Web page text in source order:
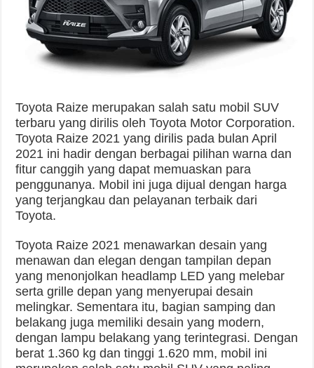
Toyota Raize merupakan salah satu mobil SUV
terbaru yang dirilis oleh Toyota Motor Corporation.
Toyota Raize 2021 yang dirilis pada bulan April
2021 ini hadir dengan berbagai pilihan warna dan
fitur canggih yang dapat memuaskan para
penggunanya. Mobil ini juga dijual dengan harga
yang terjangkau dan pelayanan terbaik dari
Toyota.
Toyota Raize 2021 menawarkan desain yang
menawan dan elegan dengan tampilan depan
yang menonjolkan headlamp LED yang melebar
serta grille depan yang menyerupai desain
melingkar. Sementara itu, bagian samping dan
belakang juga memiliki desain yang modern,
dengan lampu belakang yang terintegrasi. Dengan
berat 1.360 kg dan tinggi 1.620 mm, mobil ini